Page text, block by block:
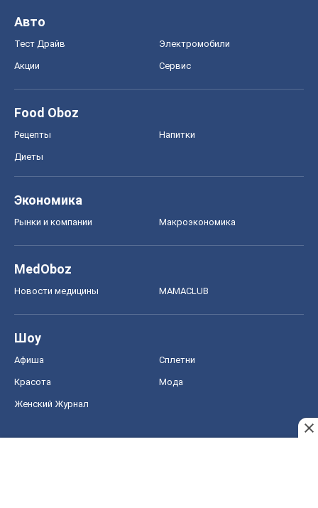
Авто
Тест Драйв Электромобили
Акции Сервис
Food Oboz
Рецепты Напитки
Диеты
Экономика
Рынки и компании Mакроэкономика
MedOboz
Новости медицины MAMACLUB
Шоу
Афиша Сплетни
Красота Мода
Женский Журнал